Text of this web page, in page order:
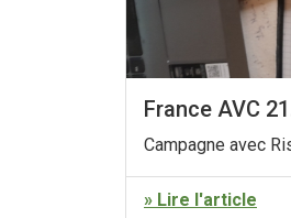
France AVC
Campagne avec
» Lire l'article